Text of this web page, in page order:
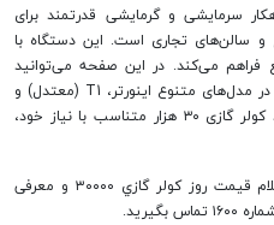
یک راهکار سرمایشی و گرمایشی قدرتمند برای
و سالن‌های تجاری است. این دستگاه با
فراهم می‌کند. در این صفحه می‌توانید
مشخصات فنی و قیمت اسپلیت 30000 در مدل‌های متنوع اینورتر، T1 (معتدل) و
T3 (حاره‌ای) را بررسی کرده و برای خرید کولر گازی ۳۰ هزار متناسب با نیاز خود،
جهت دریافت مشاوره فنی رایگان، استعلام قیمت روز كولر گازي ٣٠٠٠٠ و معرفی